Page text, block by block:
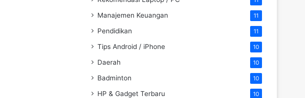
Manajemen Keuangan 11
Pendidikan 11
Tips Android / iPhone 10
Daerah 10
Badminton 10
HP & Gadget Terbaru 10